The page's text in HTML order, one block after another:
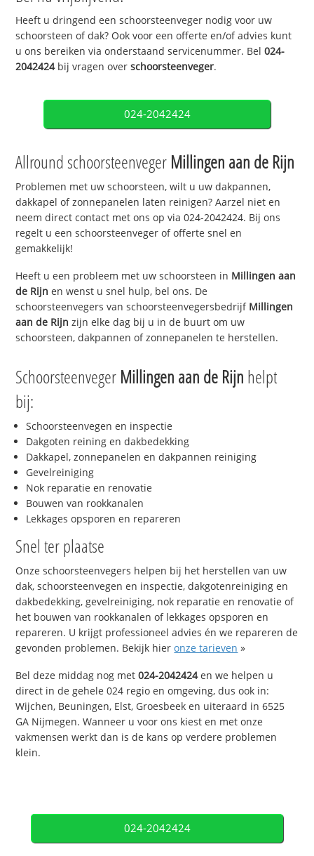
Heeft u dringend een schoorsteenveger nodig voor uw
schoorsteen of dak? Ook voor een offerte en/of advies kunt
u ons bereiken via onderstaand servicenummer. Bel024-
2042424bij vragen overschoorsteenveger.
024-2042424
Allround schoorsteenveger Millingen aan de Rijn
Problemen met uw schoorsteen, wilt u uw dakpannen,
dakkapel of zonnepanelen laten reinigen? Aarzel niet en
neem direct contact met ons op via 024-2042424. Bij ons
regelt u een schoorsteenveger of offerte snel en
gemakkelijk!
Heeft u een probleem met uw schoorsteen in Millingen aan
de Rijn en wenst u snel hulp, bel ons. De
schoorsteenvegers van schoorsteenvegersbedrijf Millingen
aan de Rijn zijn elke dag bij u in de buurt om uw
schoorsteen, dakpannen of zonnepanelen te herstellen.
Schoorsteenveger Millingen aan de Rijn helpt
bij:
Schoorsteenvegen en inspectie
Dakgoten reining en dakbedekking
Dakkapel, zonnepanelen en dakpannen reiniging
Gevelreiniging
Nok reparatie en renovatie
Bouwen van rookkanalen
Lekkages opsporen en repareren
Snel ter plaatse
Onze schoorsteenvegers helpen bij het herstellen van uw
dak, schoorsteenvegen en inspectie, dakgotenreiniging en
dakbedekking, gevelreiniging, nok reparatie en renovatie of
het bouwen van rookkanalen of lekkages opsporen en
repareren. U krijgt professioneel advies én we repareren de
gevonden problemen. Bekijk hieronze tarieven »
Bel deze middag nog met024-2042424en we helpen u
direct in de gehele 024 regio en omgeving, dus ook in:
Wijchen, Beuningen, Elst, Groesbeek en uiteraard in 6525
GA Nijmegen. Wanneer u voor ons kiest en met onze
vakmensen werkt dan is de kans op verdere problemen
klein.
024-2042424